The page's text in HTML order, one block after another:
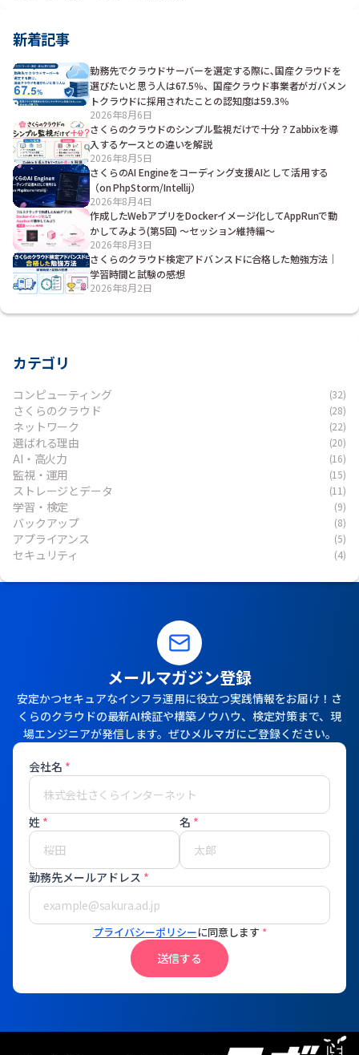
新着記事
勤務先でクラウドサーバーを選定する際に､国産クラウドを
選びたいと思う人は67.5％、国産クラウド事業者がガバメン
トクラウドに採用されたことの認知度は59.3％
2026年8月6日
さくらのクラウドのシンプル監視だけで十分？Zabbixを導
入するケースとの違いを解説
2026年8月5日
さくらのAI Engineをコーディング支援AIとして活用する
（on PhpStorm/Intellij）
2026年8月4日
作成したWebアプリをDockerイメージ化してAppRunで動
かしてみよう(第5回) ～セッション維持編～
2026年8月3日
さくらのクラウド検定アドバンスドに合格した勉強方法｜
学習時間と試験の感想
2026年8月2日
カテゴリ
コンピューティング (32)
さくらのクラウド (28)
ネットワーク (22)
選ばれる理由 (20)
AI・高火力 (16)
監視・運用 (15)
ストレージとデータ (11)
学習・検定 (9)
バックアップ (8)
アプライアンス (5)
セキュリティ (4)
メールマガジン登録
安定かつセキュアなインフラ運用に役立つ実践情報をお届け！さ
くらのクラウドの最新AI検証や構築ノウハウ、検定対策まで、現
場エンジニアが発信します。ぜひメルマガにご登録ください。
会社名 *
姓 * 名 *
勤務先メールアドレス *
プライバシーポリシーに同意します *
送信する